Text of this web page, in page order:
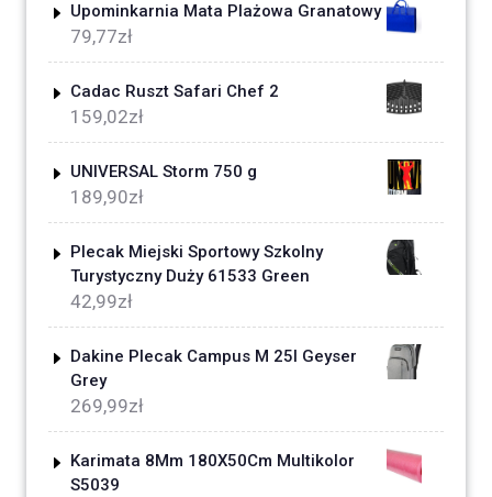
Upominkarnia Mata Plażowa Granatowy
79,77zł
Cadac Ruszt Safari Chef 2
159,02zł
UNIVERSAL Storm 750 g
189,90zł
Plecak Miejski Sportowy Szkolny
Turystyczny Duży 61533 Green
42,99zł
Dakine Plecak Campus M 25l Geyser
Grey
269,99zł
Karimata 8Mm 180X50Cm Multikolor
S5039